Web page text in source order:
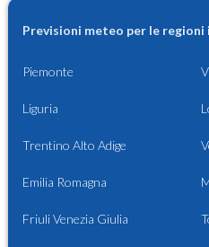
Previsioni meteo per le
Piemonte
Liguria
Trentino Alto Adige
Emilia Romagna
Friuli Venezia Giulia